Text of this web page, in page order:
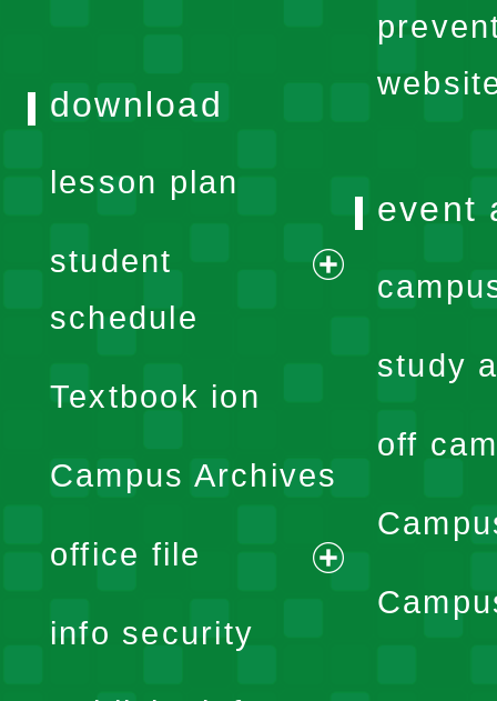
download
lesson plan
student
schedule
expand
menu
Textbook ion
Campus Archives
office file
expand
info security
event
study
off